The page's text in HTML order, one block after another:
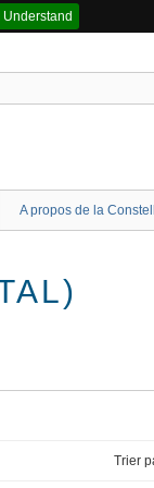
I Understand
A propos de la
Trier